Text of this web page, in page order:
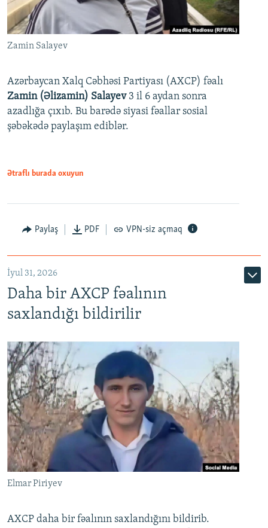
Zamin Salayev
Azərbaycan Xalq Cəbhəsi Partiyası (AXCP) fəalı
Zamin (Əlizamin) Salayev 3 il 6 aydan sonra
azadlığa çıxıb. Bu barədə siyasi fəallar sosial
şəbəkədə paylaşım ediblər.
Ətraflı burada oxuyun
Paylaş PDF VPN-siz açmaq
İyul 31, 2026
Daha bir AXCP fəalının
saxlandığı bildirilir
Elmar Piriyev
AXCP daha bir fəalının saxlandığını bildirib.